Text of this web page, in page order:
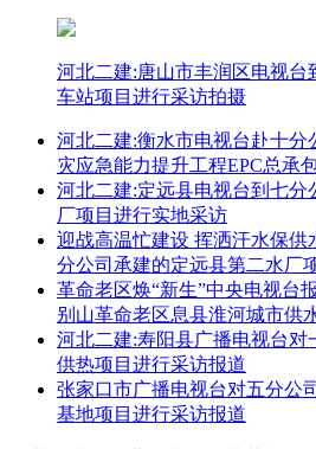
河北二建:唐山市丰润区电视台
车站项目进行采访拍摄
河北二建:衡水市电视台赴十分
灾应急能力提升工程EPC总承
河北二建:定远县电视台到七分
厂项目进行实地采访
迎战高温忙建设 挥洒汗水保
分公司承建的定远县第二水厂
革命老区焕“新生”中央电视台
别山革命老区息县淮河城市供
河北二建:寿阳县广播电视台对
供热项目进行采访报道
张家口市广播电视台对五分公
基地项目进行采访报道